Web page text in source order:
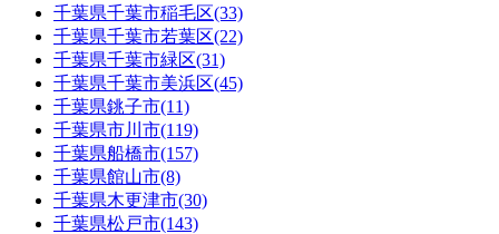
千葉県千葉市稲毛区(33)
千葉県千葉市若葉区(22)
千葉県千葉市緑区(31)
千葉県千葉市美浜区(45)
千葉県銚子市(11)
千葉県市川市(119)
千葉県船橋市(157)
千葉県館山市(8)
千葉県木更津市(30)
千葉県松戸市(143)